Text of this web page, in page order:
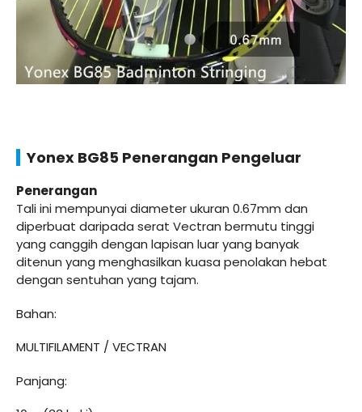
Yonex BG85 Penerangan Pengeluar
Penerangan
Tali ini mempunyai diameter ukuran 0.67mm dan
diperbuat daripada serat Vectran bermutu tinggi
yang canggih dengan lapisan luar yang banyak
ditenun yang menghasilkan kuasa penolakan hebat
dengan sentuhan yang tajam.
Bahan:
MULTIFILAMENT / VECTRAN
Panjang: